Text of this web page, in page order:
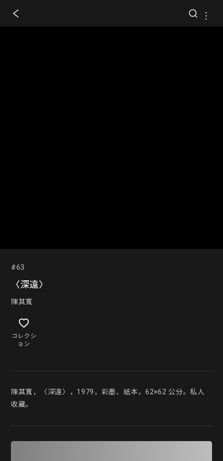
#63
〈深遠〉
陳其寬
コレクシ
ョン
陳其寬，〈深遠〉，1979，彩墨、紙本，62×62 公分。私人
收藏。